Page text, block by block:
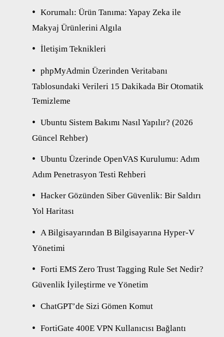
Korumalı: Ürün Tanıma: Yapay Zeka ile
Makyaj Ürünlerini Algıla
İletişim Teknikleri
phpMyAdmin Üzerinden Veritabanı
Tablosundaki Verileri 15 Dakikada Bir Otomatik
Temizleme
Ubuntu Sistem Bakımı Nasıl Yapılır? (2026
Güncel Rehber)
Ubuntu Üzerinde OpenVAS Kurulumu: Adım
Adım Penetrasyon Testi Rehberi
Hacker Gözünden Siber Güvenlik: Bir Saldırı
Yol Haritası
A Bilgisayarından B Bilgisayarına Hyper-V
Yönetimi
Forti EMS Zero Trust Tagging Rule Set Nedir?
Güvenlik İyileştirme ve Yönetim
ChatGPT’de Sizi Gömen Komut
FortiGate 400E VPN Kullanıcısı Bağlantı